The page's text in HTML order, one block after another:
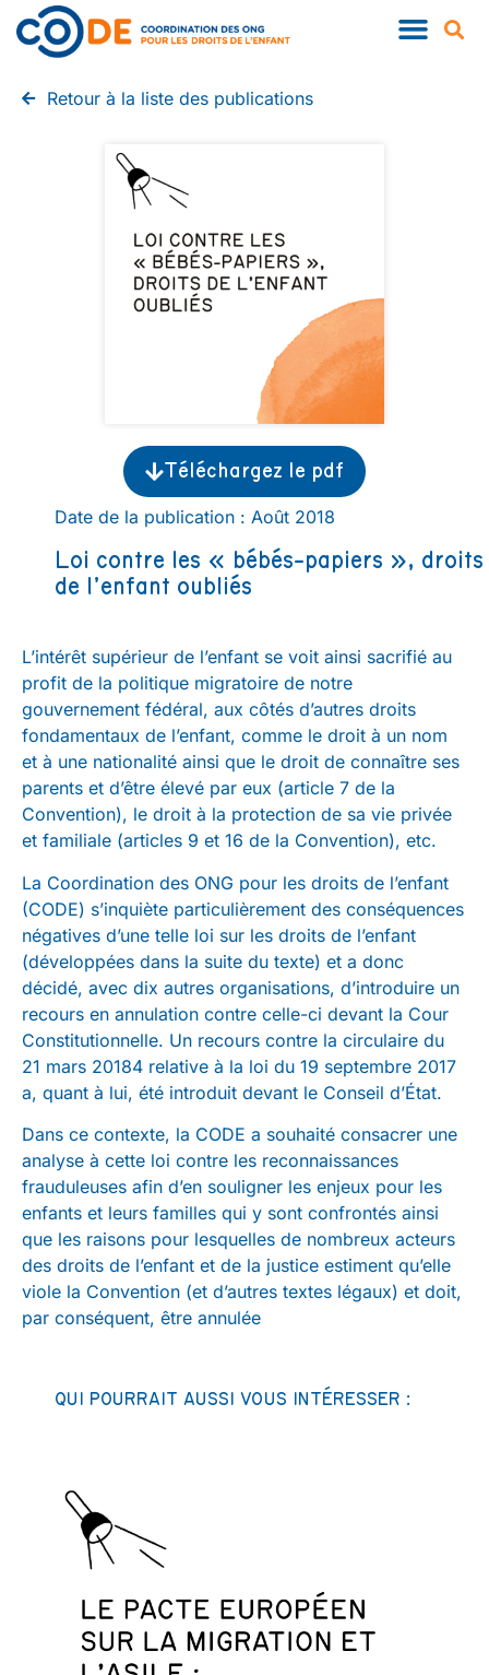
Retour à la liste des publications
Téléchargez le pdf
Date de la publication : Août 2018
Loi contre les « bébés-papiers », droits
de l’enfant oubliés
L’intérêt supérieur de l’enfant se voit ainsi sacrifié au
profit de la politique migratoire de notre
gouvernement fédéral, aux côtés d’autres droits
fondamentaux de l’enfant, comme le droit à un nom
et à une nationalité ainsi que le droit de connaître ses
parents et d’être élevé par eux (article 7 de la
Convention), le droit à la protection de sa vie privée
et familiale (articles 9 et 16 de la Convention), etc.
La Coordination des ONG pour les droits de l’enfant
(CODE) s’inquiète particulièrement des conséquences
négatives d’une telle loi sur les droits de l’enfant
(développées dans la suite du texte) et a donc
décidé, avec dix autres organisations, d’introduire un
recours en annulation contre celle-ci devant la Cour
Constitutionnelle. Un recours contre la circulaire du
21 mars 20184 relative à la loi du 19 septembre 2017
a, quant à lui, été introduit devant le Conseil d’État.
Dans ce contexte, la CODE a souhaité consacrer une
analyse à cette loi contre les reconnaissances
frauduleuses afin d’en souligner les enjeux pour les
enfants et leurs familles qui y sont confrontés ainsi
que les raisons pour lesquelles de nombreux acteurs
des droits de l’enfant et de la justice estiment qu’elle
viole la Convention (et d’autres textes légaux) et doit,
par conséquent, être annulée
QUI POURRAIT AUSSI VOUS INTÉRESSER :